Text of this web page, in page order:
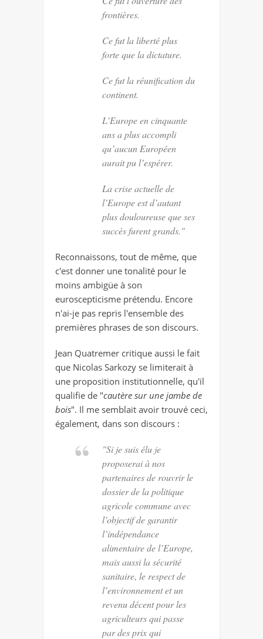
frontières.
Ce fut la liberté plus
forte que la dictature.
Ce fut la réunification du
continent.
L’Europe en cinquante
ans a plus accompli
qu’aucun Européen
aurait pu l’espérer.
La crise actuelle de
l’Europe est d’autant
plus douloureuse que ses
succès furent grands."
Reconnaissons, tout de même, que
c'est donner une tonalité pour le
moins ambigüe à son
euroscepticisme prétendu. Encore
n'ai-je pas repris l'ensemble des
premières phrases de son discours.
Jean Quatremer critique aussi le fait
que Nicolas Sarkozy se limiterait à
une proposition institutionnelle, qu'il
qualifie de "cautère sur une jambe de
bois". Il me semblait avoir trouvé ceci,
également, dans son discours :
"Si je suis élu je
proposerai à nos
partenaires de rouvrir le
dossier de la politique
agricole commune avec
l’objectif de garantir
l’indépendance
alimentaire de l’Europe,
mais aussi la sécurité
sanitaire, le respect de
l’environnement et un
revenu décent pour les
agriculteurs qui passe
par des prix qui